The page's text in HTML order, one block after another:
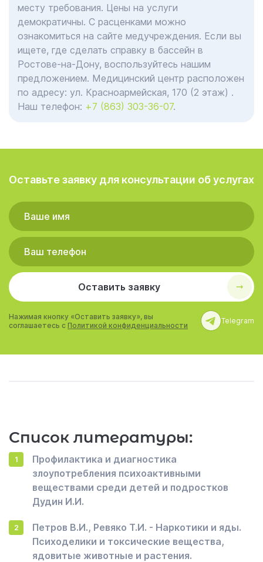
месту требования. Цены на услуги
демократичны. С расценками можно
ознакомиться на сайте медучреждения. Если вы
ищете, где сделать справку в бассейн в
Ростове-на-Дону, воспользуйтесь нашим
предложением. Медицинский центр расположен
по адресу: ул. Красноармейская, 170 (2 этаж) .
Наш телефон: +7 (863) 303-36-07.
Оставьте заявку для консультации об услугах
Оставить заявку
Нажимая кнопку «Оставить заявку», вы
соглашаетесь с Политикой конфиденциальности
Telegram
Список литературы:
Профилактика и диагностика
злоупотребления психоактивными
веществами среди детей и подростков
Дудин И.И.
Петров В.И., Ревяко Т.И. - Наркотики и яды.
Психоделики и токсические вещества,
ядовитые животные и растения.